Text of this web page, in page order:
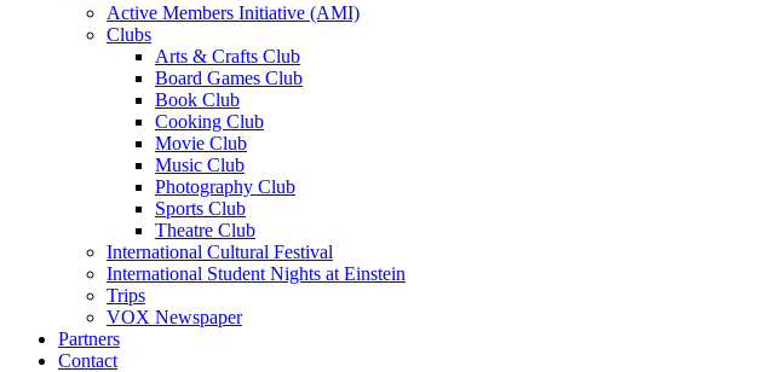
Active Members Initiative (AMI)
Clubs
Arts & Crafts Club
Board Games Club
Book Club
Cooking Club
Movie Club
Music Club
Photography Club
Sports Club
Theatre Club
International Cultural Festival
International Student Nights at Einstein
Trips
VOX Newspaper
Partners
Contact